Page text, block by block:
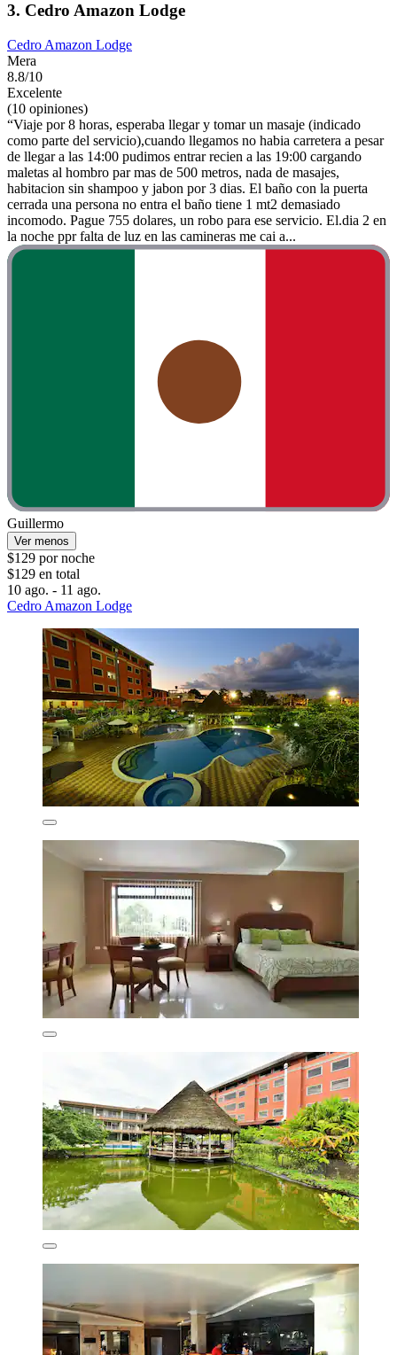
3. Cedro Amazon Lodge
Cedro Amazon Lodge
Mera
8.8/10
Excelente
(10 opiniones)
“Viaje por 8 horas, esperaba llegar y tomar un masaje (indicado
como parte del servicio),cuando llegamos no habia carretera a pesar
de llegar a las 14:00 pudimos entrar recien a las 19:00 cargando
maletas al hombro par mas de 500 metros, nada de masajes,
habitacion sin shampoo y jabon por 3 dias. El baño con la puerta
cerrada una persona no entra el baño tiene 1 mt2 demasiado
incomodo. Pague 755 dolares, un robo para ese servicio. El.dia 2 en
la noche ppr falta de luz en las camineras me cai a...
Guillermo
Ver menos
$129 por noche
$129 en total
10 ago. - 11 ago.
Cedro Amazon Lodge